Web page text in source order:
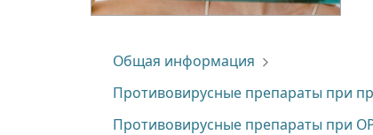
Общая информация
Противовирусные препараты при
Противовирусные препараты при